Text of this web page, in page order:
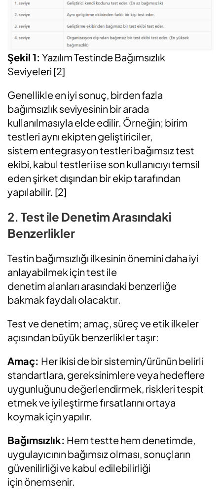
Şekil 1: Yazılım Testinde Bağımsızlık
Seviyeleri [2]
Genellikle en iyi sonuç, birden fazla
bağımsızlık seviyesinin bir arada
kullanılmasıyla elde edilir. Örneğin; birim
testleri aynı ekiptengeliştiriciler,
sistem entegrasyontestleri bağımsız test
ekibi, kabul testleri iseson kullanıcıyı temsil
eden şirket dışından bir ekiptarafından
yapılabilir. [2]
2. Test ile Denetim Arasındaki
Benzerlikler
Testin bağımsızlığı ilkesinin önemini daha iyi
anlayabilmek için test ile
denetim alanları arasındaki benzerliğe
bakmak faydalı olacaktır.
Test ve denetim; amaç, süreç ve etik ilkeler
açısından büyük benzerlikler taşır:
Amaç: Her ikisi de bir sistemin/ürünün belirli
standartlara, gereksinimlere veya hedeflere
uygunluğunu değerlendirmek, riskleri tespit
etmek ve iyileştirme fırsatlarını ortaya
koymak için yapılır.
Bağımsızlık: Hem testte hem denetimde,
uygulayıcının bağımsız olması, sonuçların
güvenilirliği ve kabul edilebilirliği
içinönemsenir.